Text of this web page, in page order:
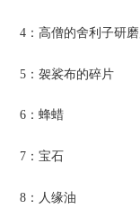
4：高僧的舍利子研
5：袈裟布的碎片
6：蜂蜡
7：宝石
8：人缘油